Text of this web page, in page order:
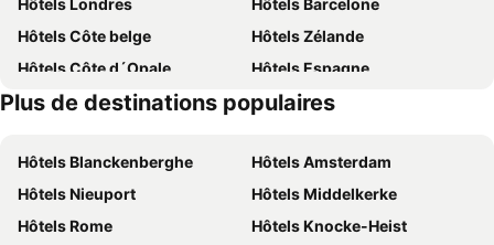
Hôtels Londres
Hôtels Barcelone
Hôtels Côte belge
Hôtels Zélande
Hôtels Côte d´Opale
Hôtels Espagne
Hôtels Ardennes belges
Hôtels Luxembourg
Plus de destinations populaires
Hôtels Blanckenberghe
Hôtels Amsterdam
Hôtels Nieuport
Hôtels Middelkerke
Hôtels Rome
Hôtels Knocke-Heist